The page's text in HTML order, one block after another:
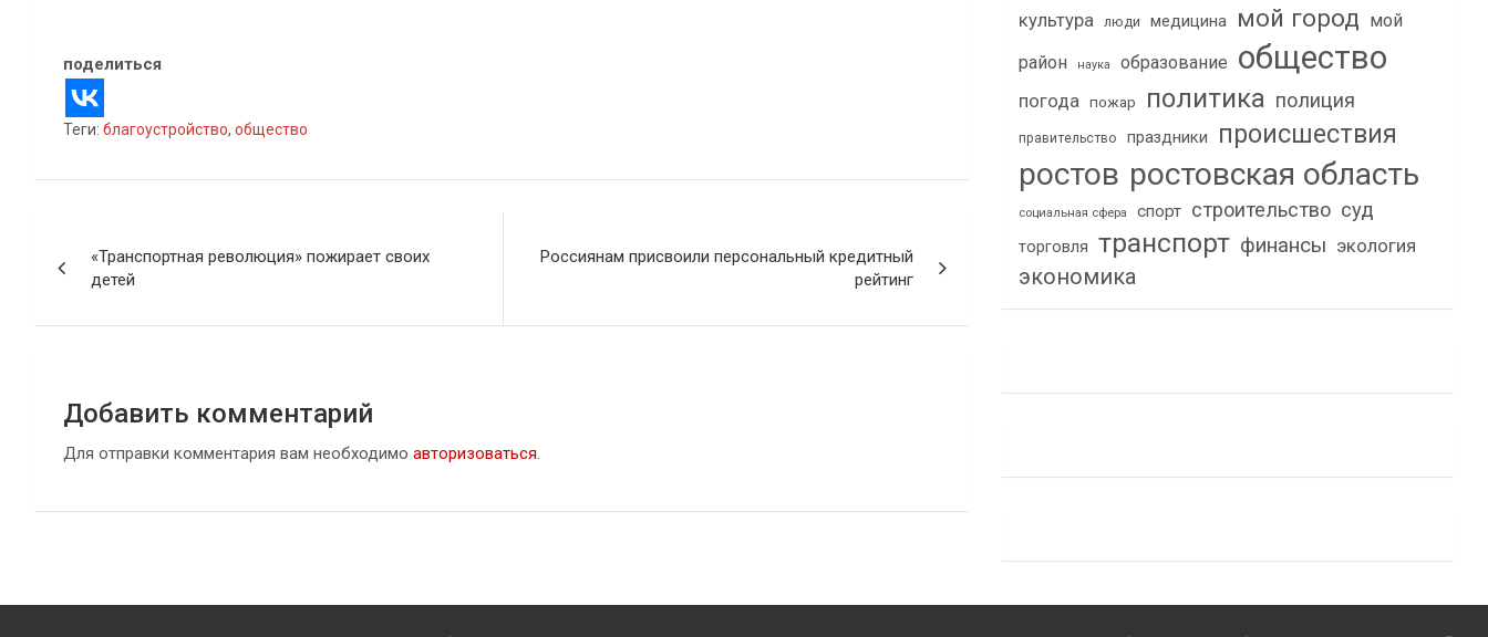
поделиться
Теги: благоустройство, общество
по
записям
«Транспортная революция» пожирает своих
детей
Россиянам присвоили персональный кредитный
рейтинг
Добавить комментарий
Для отправки комментария вам необходимо авторизоваться.
культура люди медицина мой город мой
район
наука образование общество
погода пожар политика полиция
правительство праздники происшествия
ростов ростовская область
социальная сфера спорт строительство суд
торговля транспорт финансы экология
экономика